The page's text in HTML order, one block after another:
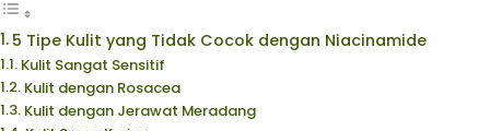
5 Tipe Kulit yang Tidak Cocok dengan Niacinamide
Kulit Sangat Sensitif
Kulit dengan Rosacea
Kulit dengan Jerawat Meradang